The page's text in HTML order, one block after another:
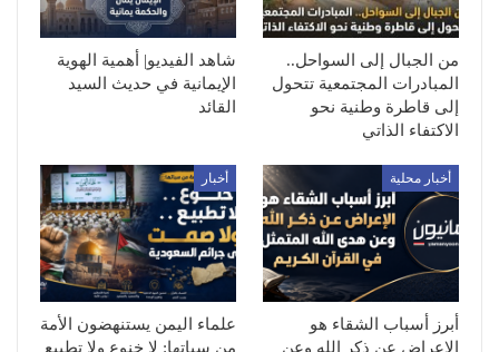
من الجبال إلى السواحل..
المبادرات المجتمعية تتحول
إلى قاطرة وطنية نحو
الاكتفاء الذاتي
شاهد الفيديو| أهمية الهوية
الإيمانية في حديث السيد
القائد
أخبار محلية
أبرز أسباب الشقاء هو
الإعراض عن ذكر الله وعن
أخبار
علماء اليمن يستنهضون الأمة
من سباتها: لا خنوع ولا تطبيع